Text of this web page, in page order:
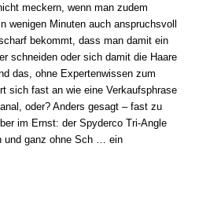
meckern, wenn man zudem
wenigen Minuten auch anspruchsvoll
bekommt, dass man damit ein
schneiden oder sich damit die Haare
das, ohne Expertenwissen zum
sich fast an wie eine Verkaufsphrase
oder? Anders gesagt – fast zu
im Ernst: der Spyderco Tri-Angle
und ganz ohne Sch … ein